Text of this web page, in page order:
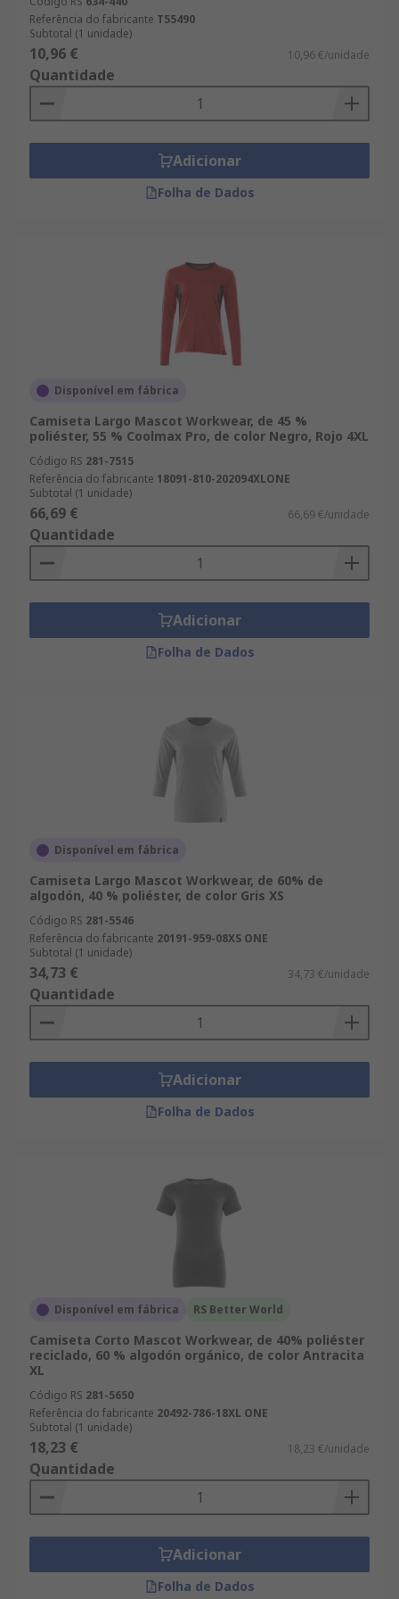
Referência do fabricante T55490
Subtotal (1 unidade)
10,96 € 10,96 €/unidade
Quantidade
Adicionar
Folha de Dados
Disponível em fábrica
Camiseta Largo Mascot Workwear, de 45 %
poliéster, 55 % Coolmax Pro, de color Negro, Rojo 4XL
Código RS 281-7515
Referência do fabricante 18091-810-202094XLONE
Subtotal (1 unidade)
66,69 € 66,69 €/unidade
Quantidade
Adicionar
Folha de Dados
Disponível em fábrica
Camiseta Largo Mascot Workwear, de 60% de
algodón, 40 % poliéster, de color Gris XS
Código RS 281-5546
Referência do fabricante 20191-959-08XS ONE
Subtotal (1 unidade)
34,73 € 34,73 €/unidade
Quantidade
Adicionar
Folha de Dados
Disponível em fábrica RS Better World
Camiseta Corto Mascot Workwear, de 40% poliéster
reciclado, 60 % algodón orgánico, de color Antracita
XL
Código RS 281-5650
Referência do fabricante 20492-786-18XL ONE
Subtotal (1 unidade)
18,23 € 18,23 €/unidade
Quantidade
Adicionar
Folha de Dados